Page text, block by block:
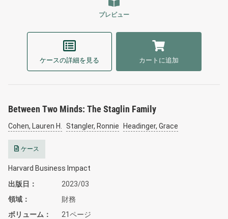
プレビュー
ケースの詳細を見る カートに追加
Between Two Minds: The Staglin Family
Cohen, Lauren H. Stangler, Ronnie Headinger, Grace
ケース
Harvard Business Impact
出版日
2023/03
領域
財務
ボリューム
21ページ